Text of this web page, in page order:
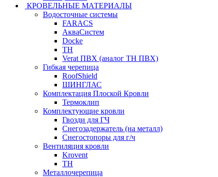
КРОВЕЛЬНЫЕ МАТЕРИАЛЫ
Водосточные системы
FARACS
АкваСистем
Docke
ТН
Verat ПВХ (аналог ТН ПВХ)
Гибкая черепица
RoofShield
ШИНГЛАС
Комплектация Плоской Кровли
Термоклип
Комплектующие кровли
Гвозди для ГЧ
Снегозадержатель (на металл)
Снегостопоры для г/ч
Вентиляция кровли
Krovent
ТН
Металлочерепица